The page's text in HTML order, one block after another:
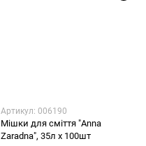
Артикул: 006190
Мішки для сміття "Anna
Zaradna", 35л х 100шт